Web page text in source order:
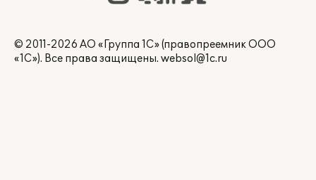
© 2011-2026 АО «Группа 1С» (правопреемник ООО
«1С»). Все права защищены. websol@1c.ru